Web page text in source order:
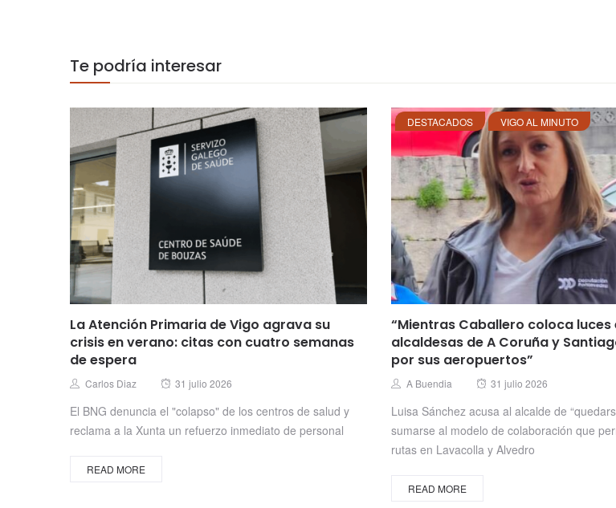
Te podría interesar
La Atención Primaria de Vigo agrava su
crisis en verano: citas con cuatro semanas
de espera
Author
Carlos Diaz
Posted
31 julio 2026
El BNG denuncia el "colapso" de los centros de salud y
reclama a la Xunta un refuerzo inmediato de personal
READ MORE
DESTACADOS VIGO AL MINUTO
“Mientras Caballero coloca luces
alcaldesas de A Coruña y
por sus aeropuertos”
Author
A Buendia
Posted
31 julio 2026
Luisa Sánchez acusa al alcalde de
sumarse al modelo de colaboración que
rutas en Lavacolla y Alvedro
READ MORE